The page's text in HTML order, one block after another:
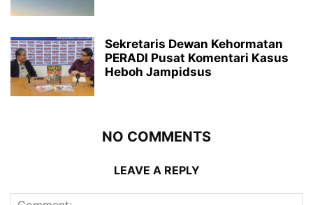
Sekretaris Dewan Kehormatan
PERADI Pusat Komentari Kasus
Heboh Jampidsus
NO COMMENTS
LEAVE A REPLY